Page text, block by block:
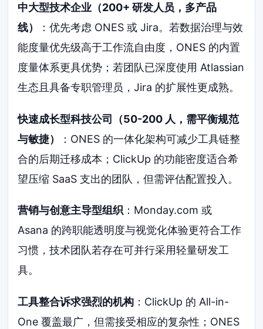
中大型技术企业（200+ 研发人员，多产品
线）
：优先考虑 ONES 或 Jira。若数据治理与效
能度量优先级高于工作流自由度，ONES 的内置
度量体系更具优势；若团队已深度使用 Atlassian
生态且具备专职管理员，Jira 的扩展性更成熟。
快速成长型科技公司（50-200 人，需平衡规范
与敏捷）
：ONES 的一体化架构可减少工具链整
合的后期迁移成本；ClickUp 的功能密度适合希
望压缩 SaaS 支出的团队，但需评估配置投入。
营销与创意主导型组织 ：Monday.com 或
Asana 的跨职能透明度与视觉化体验更符合工作
习惯，技术团队若存在可并行采用轻量研发工
具。
工具整合诉求强烈的机构 ：ClickUp 的 All-in-
One 覆盖最广，但需接受相应的复杂性；ONES